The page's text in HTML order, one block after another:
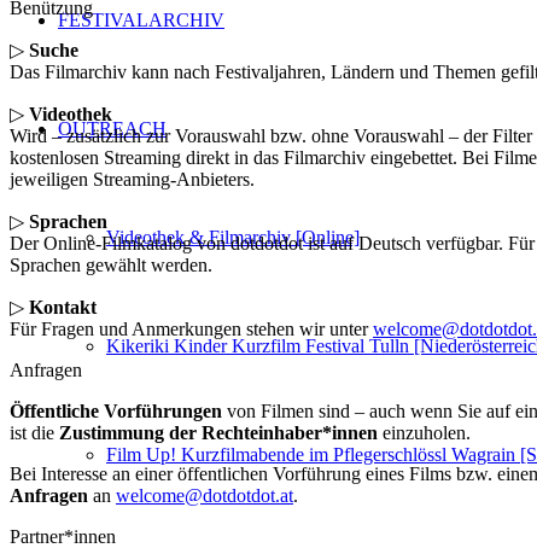
FESTIVALARCHIV
OUTREACH
Videothek & Filmarchiv [Online]
Kikeriki Kinder Kurzfilm Festival Tulln
Film Up! Kurzfilmabende im Pflegerschlössl Wagrain
Benützung
▷ Suche
Das Filmarchiv kann nach Festivaljahren, Ländern und Themen
▷ Videothek
Wird – zusätzlich zur Vorauswahl bzw. ohne Vorauswahl – der Filter
kostenlosen Streaming direkt in das Filmarchiv eingebettet. Bei
jeweiligen Streaming-Anbieters.
▷ Sprachen
Der Online-Filmkatalog von dotdotdot ist auf Deutsch verfügbar. Für
Sprachen gewählt werden.
▷ Kontakt
Für Fragen und Anmerkungen stehen wir unter
Anfragen
Öffentliche Vorführungen von Filmen sind – auch wenn Sie auf
ist die Zustimmung der Rechteinhaber*innen einzuholen.
Bei Interesse an einer öffentlichen Vorführung eines Films bzw.
Anfragen an welcome@dotdotdot.at.
Partner*innen